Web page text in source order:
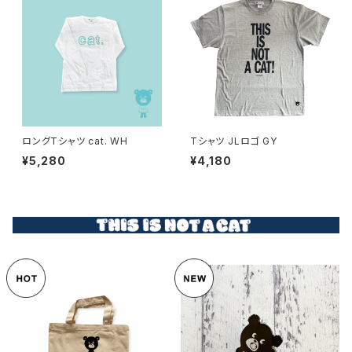
ロングTシャツ cat. WH
¥5,280
Tシャツ JLロゴ GY
¥4,180